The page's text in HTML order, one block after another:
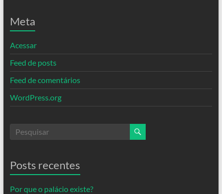
Meta
Acessar
Feed de posts
Feed de comentários
WordPress.org
Posts recentes
Por que o palácio existe?